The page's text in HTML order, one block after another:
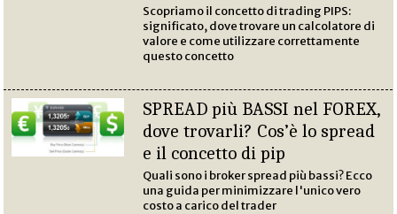
Scopriamo il concetto di trading PIPS:
significato, dove trovare un calcolatore di
valore e come utilizzare correttamente
questo concetto
SPREAD più BASSI nel FOREX,
dove trovarli? Cos’è lo spread
e il concetto di pip
Quali sono i broker spread più bassi? Ecco
una guida per minimizzare l'unico vero
costo a carico del trader